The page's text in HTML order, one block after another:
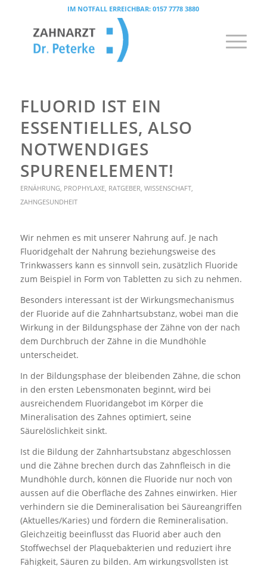
IM NOTFALL ERREICHBAR:0157 7778 3880
FLUORID IST EIN
ESSENTIELLES, ALSO
NOTWENDIGES
SPURENELEMENT!
ERNÄHRUNG, PROPHYLAXE, RATGEBER, WISSENSCHAFT,
ZAHNGESUNDHEIT
Wir nehmen es mit unserer Nahrung auf. Je nach
Fluoridgehalt der Nahrung beziehungsweise des
Trinkwassers kann es sinnvoll sein, zusätzlich Fluoride
zum Beispiel in Form von Tabletten zu sich zu nehmen.
Besonders interessant ist der Wirkungsmechanismus
der Fluoride auf die Zahnhartsubstanz, wobei man die
Wirkung in der Bildungsphase der Zähne von der nach
dem Durchbruch der Zähne in die Mundhöhle
unterscheidet.
In der Bildungsphase der bleibenden Zähne, die schon
in den ersten Lebensmonaten beginnt, wird bei
ausreichendem Fluoridangebot im Körper die
Mineralisation des Zahnes optimiert, seine
Säurelöslichkeit sinkt.
Ist die Bildung der Zahnhartsubstanz abgeschlossen
und die Zähne brechen durch das Zahnfleisch in die
Mundhöhle durch, können die Fluoride nur noch von
aussen auf die Oberfläche des Zahnes einwirken. Hier
verhindern sie die Demineralisation bei Säureangriffen
(Aktuelles/Karies) und fördern die Remineralisation.
Gleichzeitig beeinflusst das Fluorid aber auch den
Stoffwechsel der Plaquebakterien und reduziert ihre
Fähigkeit, Säuren zu bilden. Am wirkungsvollsten ist